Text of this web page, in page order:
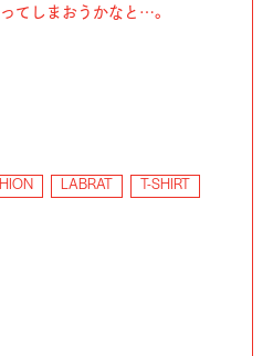
てしまおうかなと…。
LABRAT T-SHIRT